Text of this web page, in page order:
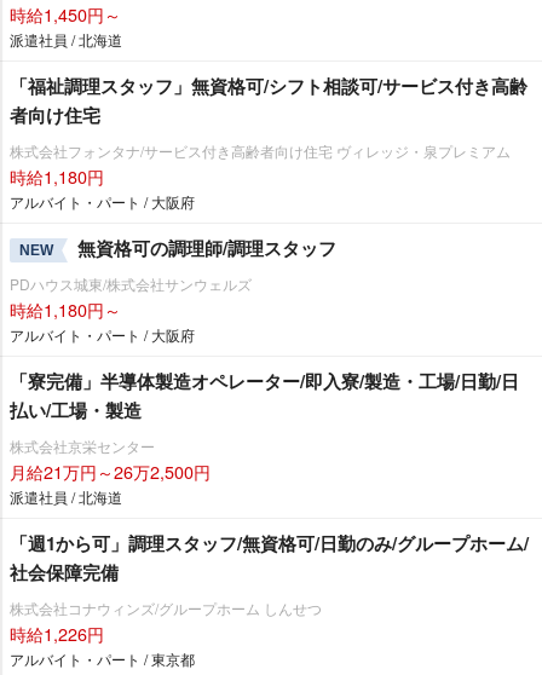
時給1,450円～
派遣社員 / 北海道
「福祉調理スタッフ」無資格可/シフト相談可/サービス付き高齢
者向け住宅
株式会社フォンタナ/サービス付き高齢者向け住宅 ヴィレッジ・泉プレミアム
時給1,180円
アルバイト・パート / 大阪府
NEW 無資格可の調理師/調理スタッフ
PDハウス城東/株式会社サンウェルズ
時給1,180円～
アルバイト・パート / 大阪府
「寮完備」半導体製造オペレーター/即入寮/製造・工場/日勤/日
払い/工場・製造
株式会社京栄センター
月給21万円～26万2,500円
派遣社員 / 北海道
「週1から可」調理スタッフ/無資格可/日勤のみ/グループホーム/
社会保障完備
株式会社コナウィンズ/グループホーム しんせつ
時給1,226円
アルバイト・パート / 東京都